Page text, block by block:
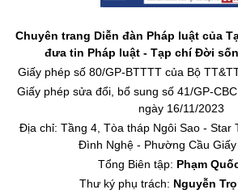
Chuyên trang Diễn đàn Pháp luật của
đưa tin Pháp luật - Tạp chí Đời
Giấy phép số 80/GP-BTTTT của Bộ
Giấy phép sửa đổi, bổ sung số 41/GP-
ngày 16/11/2023
Địa chỉ: Tầng 4, Tòa tháp Ngôi Sao - Star
Đình Nghệ - Phường Cầu Giấy
Tổng Biên tập: Phạm
Thư ký phụ trách: Nguyễn